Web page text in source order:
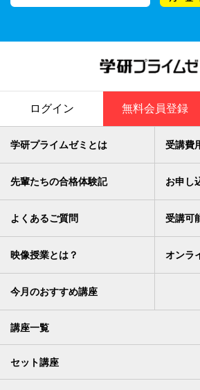
無料会員登録
ログイン
学研プライムゼミとは 受講費
先輩たちの合格体験記 お申し
よくあるご質問 受講可
映像授業とは？ オンラ
今月のおすすめ講座
講座一覧
セット講座